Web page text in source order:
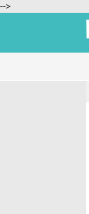
-->